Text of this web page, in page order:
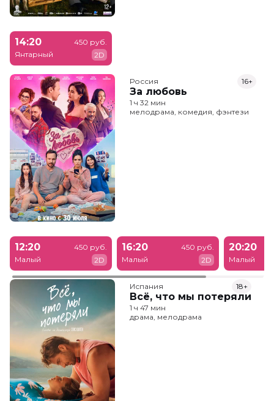
14:20
Янтарный
450 руб.
2D
Россия
За любовь
16+
1 ч 32 мин
мелодрама, комедия, фэнтези
12:20
Малый
450 руб.
2D
16:20
Малый
450 руб.
2D
20:20
Малый
Испания
Всё, что мы потеряли
18+
1 ч 47 мин
драма, мелодрама